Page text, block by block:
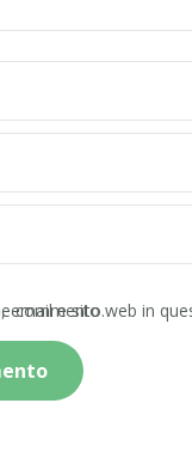
per la prossima volta che commento.